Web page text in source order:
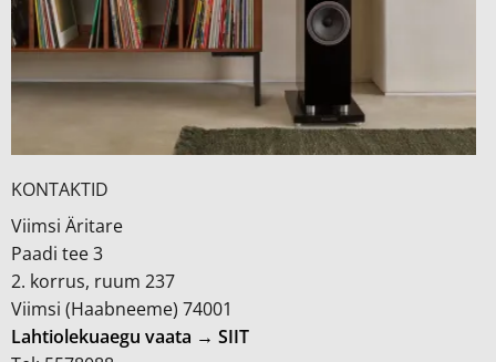
KONTAKTID
Viimsi Äritare
Paadi tee 3
2. korrus, ruum 237
Viimsi (Haabneeme) 74001
Lahtiolekuaegu vaata → SIIT